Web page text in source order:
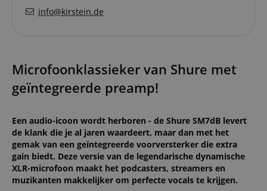
info@kirstein.de
Microfoonklassieker van Shure met
geïntegreerde preamp!
Een audio-icoon wordt herboren - de Shure SM7dB levert
de klank die je al jaren waardeert, maar dan met het
gemak van een geïntegreerde voorversterker die extra
gain biedt. Deze versie van de legendarische dynamische
XLR-microfoon maakt het podcasters, streamers en
muzikanten makkelijker om perfecte vocals te krijgen.